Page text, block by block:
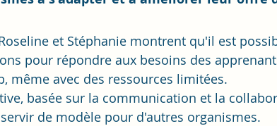
et Stéphanie montrent qu'il est
pour répondre aux besoins des
même avec des ressources limitées.
basée sur la communication et la
de modèle pour d'autres organismes.